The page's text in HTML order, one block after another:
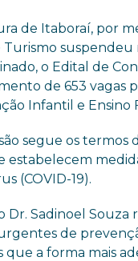
de Itaboraí, por
o Edital de
de 653 vagas
Infantil e Ensino
segue os termos
estabelecem
(COVID-19).
Dr. Sadinoel Souza
de
que a forma mais